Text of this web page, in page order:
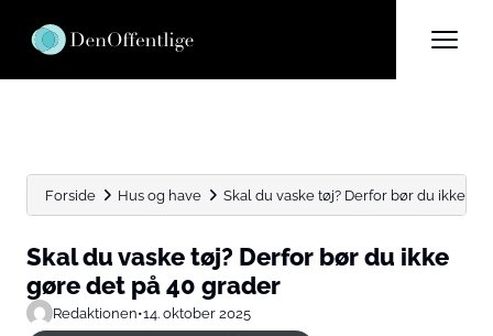
Forside Hus og have Skal du vaske tøj? Derfor bør du ikke
Skal du vaske tøj? Derfor bør du ikke
gøre det på 40 grader
Redaktionen•14. oktober 2025